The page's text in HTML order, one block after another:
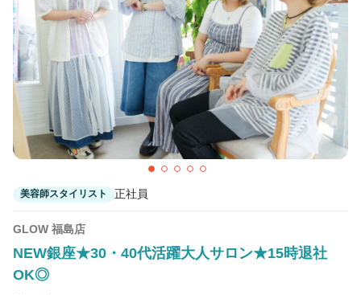
美容師スタイリスト 正社員
GLOW 福島店
NEW銀座★30・40代活躍大人サロン★15時退社
OK◎